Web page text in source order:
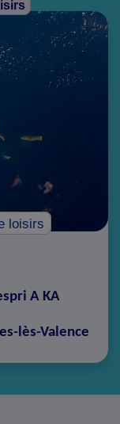
loisirs
A KA
lès-Valence